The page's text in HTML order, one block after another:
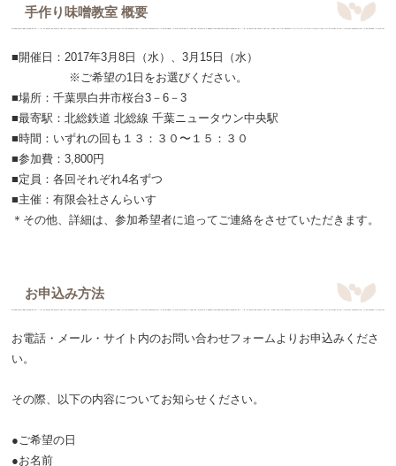
手作り味噌教室 概要
■開催日：2017年3月8日（水）、3月15日（水）
※ご希望の1日をお選びください。
■場所：千葉県白井市桜台3－6－3
■最寄駅：北総鉄道 北総線 千葉ニュータウン中央駅
■時間：いずれの回も１３：３０〜１５：３０
■参加費：3,800円
■定員：各回それぞれ4名ずつ
■主催：有限会社さんらいす
＊その他、詳細は、参加希望者に追ってご連絡をさせていただきます。
お申込み方法
お電話・メール・サイト内のお問い合わせフォームよりお申込みくださ
い。
その際、以下の内容についてお知らせください。
●ご希望の日
●お名前